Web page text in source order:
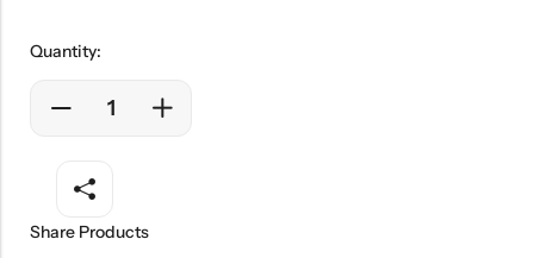
Quantity:
Share Products